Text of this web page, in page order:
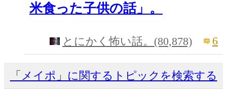
米食った子供の話」。
とにかく怖い話。(80,878) 6
「メイポ」に関するトピックを検索する